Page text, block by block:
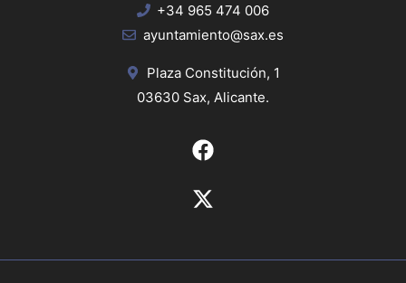
+34 965 474 006
ayuntamiento@sax.es
Plaza Constitución, 1
03630 Sax, Alicante.